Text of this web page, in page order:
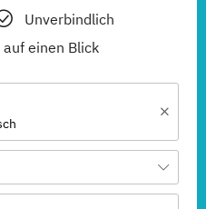
Unverbindlich
einen Blick